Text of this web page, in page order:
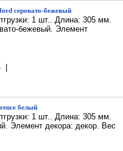
серовато-бежевый
1 шт.. Длина: 305 мм.
бежевый. Элемент
белый
1 шт.. Длина: 305 мм.
Элемент декора: декор. Вес